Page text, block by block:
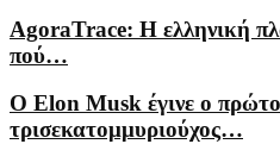
AgoraTrace: Η ελληνική
πού…
Ο Elon Musk έγινε ο
τρισεκατομμυριούχος…